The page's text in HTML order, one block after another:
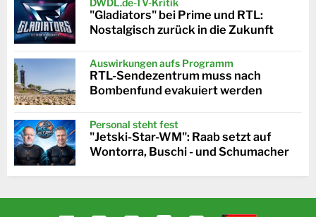
DWDL.de-TV-Kritik
"Gladiators" bei Prime und RTL:
Nostalgisch zurück in die Zukunft
Auswirkungen aufs Programm
RTL-Sendezentrum muss nach
Bombenfund evakuiert werden
Personal steht fest
"Jetski-Star-WM": Raab setzt auf
Wontorra, Buschi - und Schumacher